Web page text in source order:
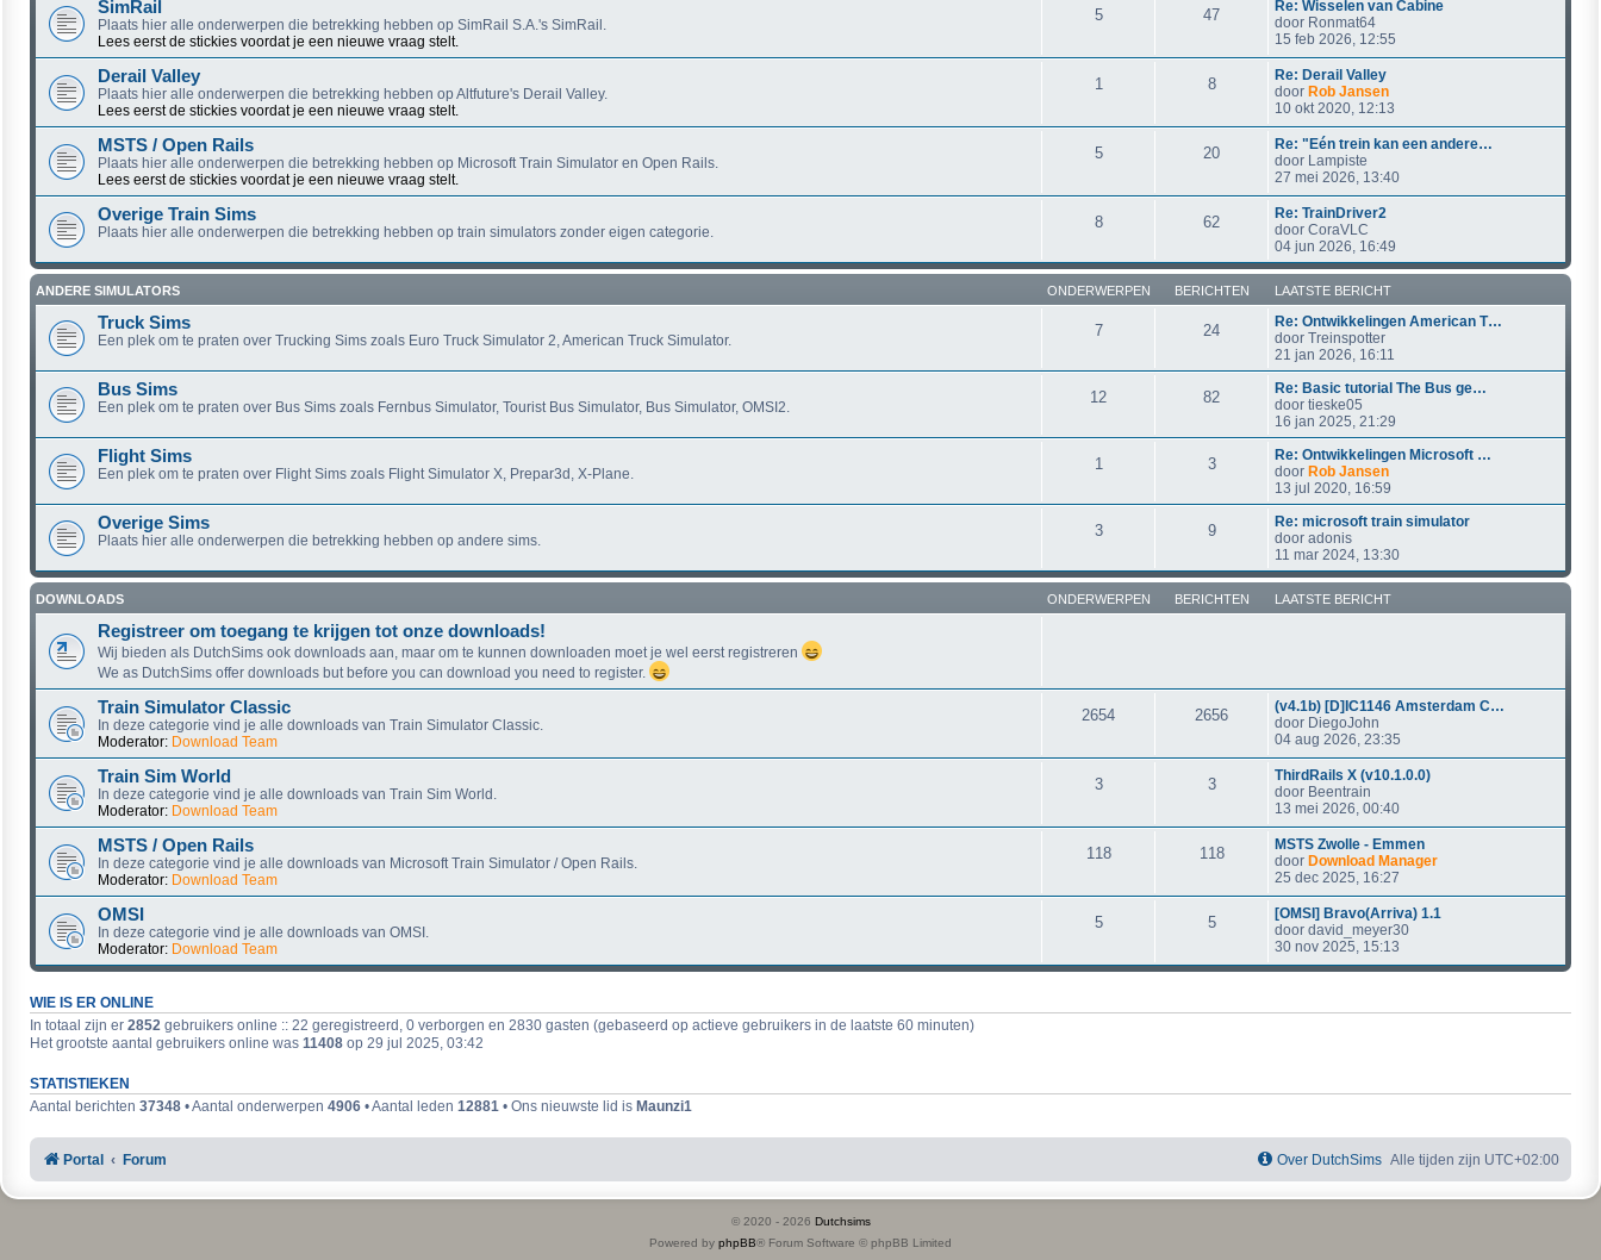
SimRail
Plaats hier alle onderwerpen die betrekking hebben op SimRail S.A.'s SimRail.
Lees eerst de stickies voordat je een nieuwe vraag stelt.
5 47
Re: Wisselen van Cabine
door Ronmat64
15 feb 2026, 12:55
Derail Valley
Plaats hier alle onderwerpen die betrekking hebben op Altfuture's Derail Valley.
Lees eerst de stickies voordat je een nieuwe vraag stelt.
1 8
Re: Derail Valley
door Rob Jansen
10 okt 2020, 12:13
MSTS / Open Rails
Plaats hier alle onderwerpen die betrekking hebben op Microsoft Train Simulator en Open Rails.
Lees eerst de stickies voordat je een nieuwe vraag stelt.
5 20
Re: "Eén trein kan een andere…
door Lampiste
27 mei 2026, 13:40
Overige Train Sims
Plaats hier alle onderwerpen die betrekking hebben op train simulators zonder eigen categorie.
8 62
Re: TrainDriver2
door CoraVLC
04 jun 2026, 16:49
ANDERE SIMULATORS ONDERWERPEN BERICHTEN LAATSTE BERICHT
Truck Sims
Een plek om te praten over Trucking Sims zoals Euro Truck Simulator 2, American Truck Simulator.
7 24
Re: Ontwikkelingen American T…
door Treinspotter
21 jan 2026, 16:11
Bus Sims
Een plek om te praten over Bus Sims zoals Fernbus Simulator, Tourist Bus Simulator, Bus Simulator, OMSI2.
12 82
Re: Basic tutorial The Bus ge…
door tieske05
16 jan 2025, 21:29
Flight Sims
Een plek om te praten over Flight Sims zoals Flight Simulator X, Prepar3d, X-Plane.
1 3
Re: Ontwikkelingen Microsoft …
door Rob Jansen
13 jul 2020, 16:59
Overige Sims
Plaats hier alle onderwerpen die betrekking hebben op andere sims.
3 9
Re: microsoft train simulator
door adonis
11 mar 2024, 13:30
DOWNLOADS ONDERWERPEN BERICHTEN LAATSTE BERICHT
Registreer om toegang te krijgen tot onze downloads!
Wij bieden als DutchSims ook downloads aan, maar om te kunnen downloaden moet je wel eerst registreren
We as DutchSims offer downloads but before you can download you need to register.
Train Simulator Classic
In deze categorie vind je alle downloads van Train Simulator Classic.
Moderator: Download Team
2654 2656
(v4.1b) [D]IC1146 Amsterdam C…
door DiegoJohn
04 aug 2026, 23:35
Train Sim World
In deze categorie vind je alle downloads van Train Sim World.
Moderator: Download Team
3 3
ThirdRails X (v10.1.0.0)
door Beentrain
13 mei 2026, 00:40
MSTS / Open Rails
In deze categorie vind je alle downloads van Microsoft Train Simulator / Open Rails.
Moderator: Download Team
118 118
MSTS Zwolle - Emmen
door Download Manager
25 dec 2025, 16:27
OMSI
In deze categorie vind je alle downloads van OMSI.
Moderator: Download Team
5 5
[OMSI] Bravo(Arriva) 1.1
door david_meyer30
30 nov 2025, 15:13
WIE IS ER ONLINE
In totaal zijn er 2852 gebruikers online :: 22 geregistreerd, 0 verborgen en 2830 gasten (gebaseerd op actieve gebruikers in de laatste 60 minuten)
Het grootste aantal gebruikers online was 11408 op 29 jul 2025, 03:42
STATISTIEKEN
Aantal berichten 37348 • Aantal onderwerpen 4906 • Aantal leden 12881 • Ons nieuwste lid is Maunzi1
Portal Forum Alle tijden zijn UTC+02:00
Over DutchSims
© 2020 - 2026 Dutchsims
Powered by phpBB® Forum Software © phpBB Limited